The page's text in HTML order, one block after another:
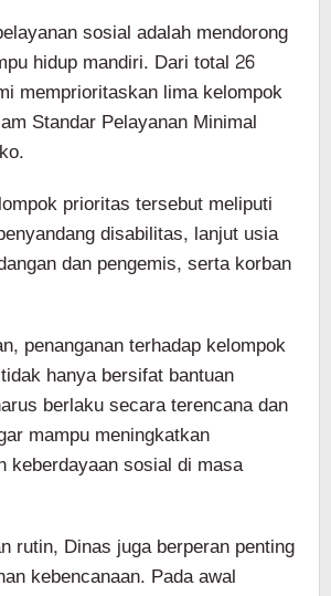
sosial adalah mendorong
hidup mandiri. Dari total 26
memprioritaskan lima kelompok
Standar Pelayanan Minimal
prioritas tersebut meliputi
disabilitas, lanjut usia
dan pengemis, serta korban
penanganan terhadap kelompok
hanya bersifat bantuan
berlaku secara terencana dan
mampu meningkatkan
keberdayaan sosial di masa
rutin, Dinas juga berperan penting
kebencanaan. Pada awal